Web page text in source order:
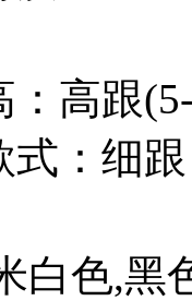
：高跟
式：细跟
白色,黑